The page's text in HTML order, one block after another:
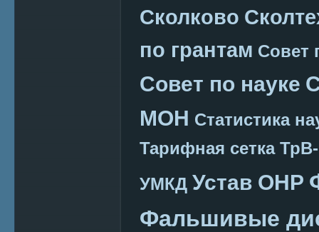
Сколково
по грантам Совет
Совет по науке
МОН Статистика
Тарифная сетка
УМКД Устав ОНР
Фальшивые